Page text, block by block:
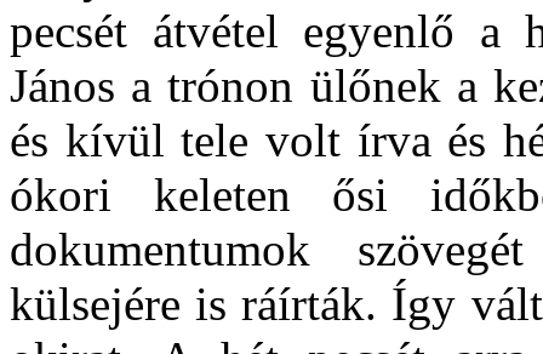
pecsét átvétel egyenlő a
János a trónon ülőnek a
és kívül tele volt írva és
ókori keleten ősi
dokumentumok
külsejére is ráírták. Így